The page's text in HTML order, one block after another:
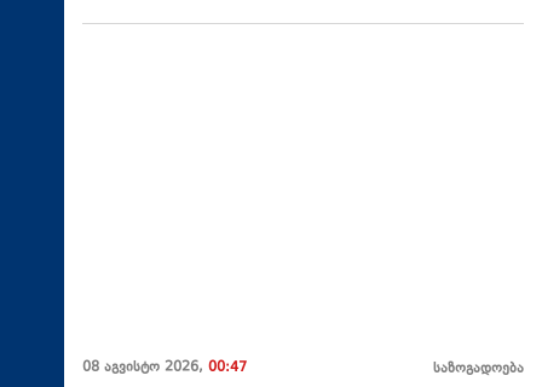
08 აგვისტო 2026, 00:47 საზოგადოება